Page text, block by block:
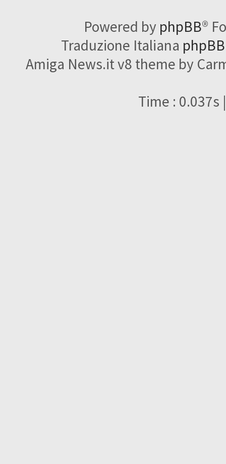
Powered by phpBB®
Traduzione Italiana
Amiga News.it v8 theme by
Time : 0.037s